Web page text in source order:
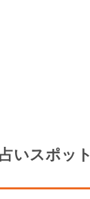
いスポッ